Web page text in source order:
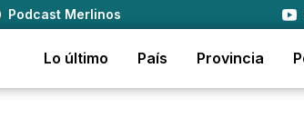
Podcast Merlinos
Lo último País Provincia